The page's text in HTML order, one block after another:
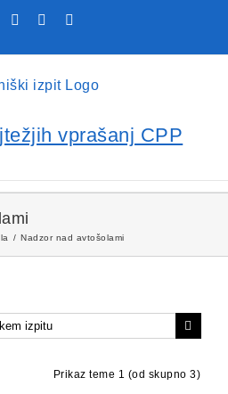
FacebookYouTube
Rss
vprašanj CPP
Nadzor nad avtošolami
Prikaz teme 1 (od skupno 3)